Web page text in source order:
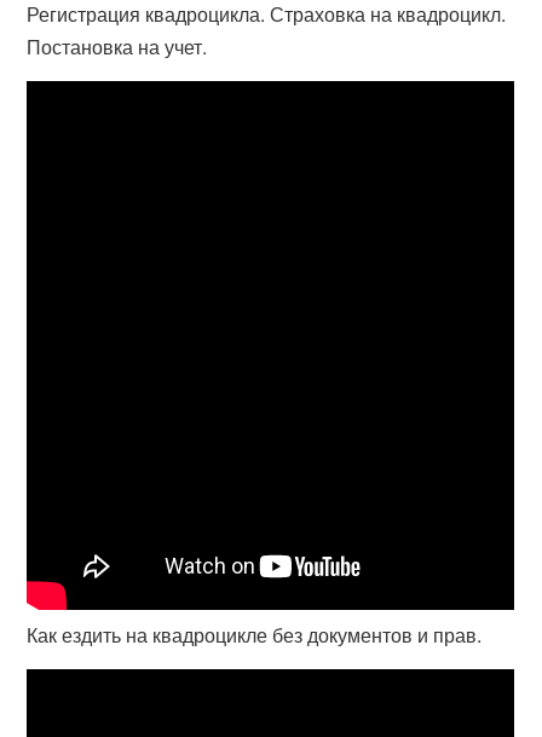
Регистрация квадроцикла. Страховка на квадроцикл.
Постановка на учет.
Как ездить на квадроцикле без документов и прав.